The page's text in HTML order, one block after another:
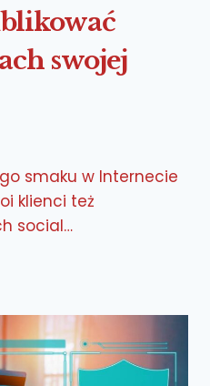
swojej
smaku w Internecie
klienci też
social…